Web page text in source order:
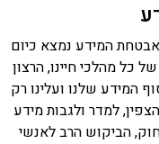
המידע נמצא כיום
כל מהלכי חיינו, הרצון
המידע שלנו ועלינו רק
למדר ולגבות מידע
הביקוש הרב לאנשי